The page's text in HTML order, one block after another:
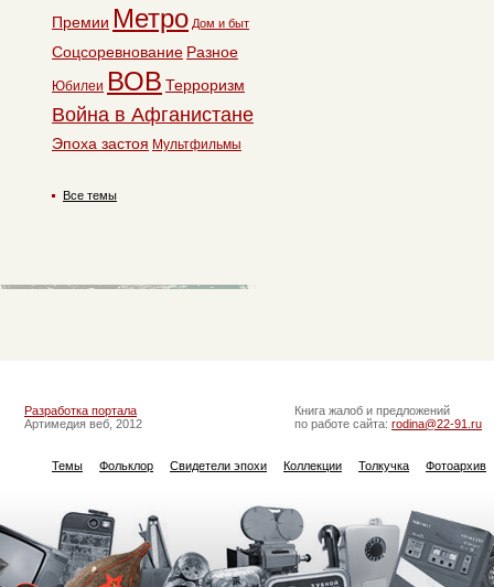
Премии Метро Дом и быт
Соцсоревнование Разное
Юбилеи ВОВ Терроризм
Война в Афганистане
Эпоха застоя Мультфильмы
Все темы
Разработка портала
Артимедия веб, 2012
Книга жалоб и предложений
по работе сайта: rodina@22-91.ru
Темы Фольклор Свидетели эпохи Коллекции Толкучка Фотоархив